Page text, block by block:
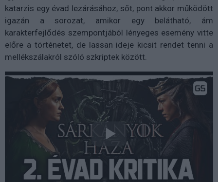
katarzis egy évad lezárásához, sőt, pont akkor működött
igazán a sorozat, amikor egy belátható, ám
karakterfejlődés szempontjából lényeges esemény vitte
előre a történetet, de lassan ideje kicsit rendet tenni a
mellékszálakról szóló szkriptek között.